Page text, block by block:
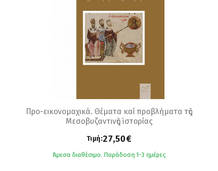
Προ-εικονομαχικά. Θέματα καί προβλήματα τῆς
Μεσοβυζαντινῆς ἱστορίας
Τιμή:27,50€
Άμεσα διαθέσιμο. Παράδοση 1-3 ημέρες